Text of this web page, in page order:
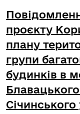
проєкту
плану
групи
будинків в